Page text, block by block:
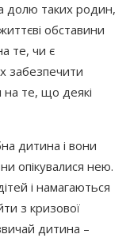
долю таких родин,
обставини
те, чи є
забезпечити
те, що деякі
дитина і вони
опікувалися нею.
і намагаються
з кризової
дитина –